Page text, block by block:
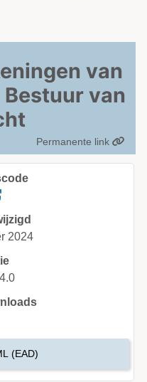
van
van
Permanente link
2024
(EAD)